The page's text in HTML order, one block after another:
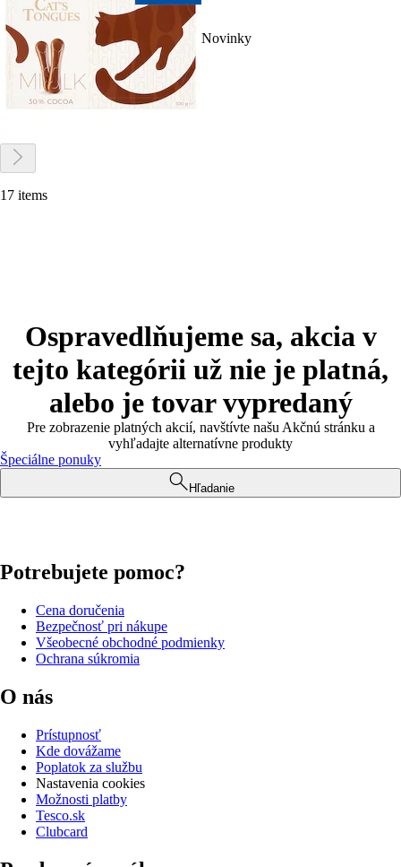
Novinky
17 items
Ospravedlňujeme sa, akcia v
tejto kategórii už nie je platná,
alebo je tovar vypredaný
Pre zobrazenie platných akcií, navštívte našu Akčnú stránku a
vyhľadajte alternatívne produkty
Špeciálne ponuky
Hľadanie
Potrebujete pomoc?
Cena doručenia
Bezpečnosť pri nákupe
Všeobecné obchodné podmienky
Ochrana súkromia
O nás
Prístupnosť
Kde dovážame
Poplatok za službu
Nastavenia cookies
Možnosti platby
Tesco.sk
Clubcard